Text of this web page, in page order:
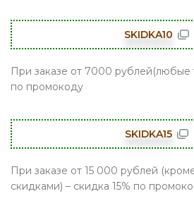
SKIDKA10
При заказе от 7000 рублей(любые
по промокоду
SKIDKA15
При заказе от 15 000 рублей
скидками) – скидка 15% по